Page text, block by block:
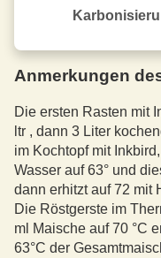
Anmerkungen
Die ersten Rasten mit
ltr , dann 3 Liter
im Kochtopf mit
Wasser auf 63° und
dann erhitzt auf 72 mit
Die Röstgerste im
ml Maische auf 70 °C
63°C der